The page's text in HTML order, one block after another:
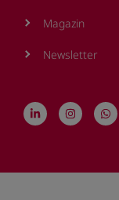
Magazin
Newsletter